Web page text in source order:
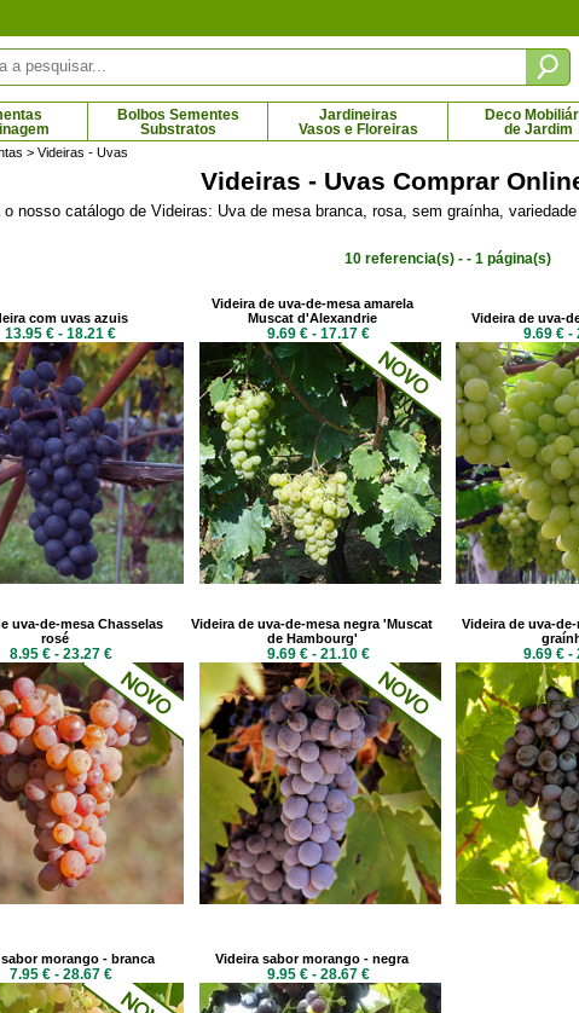
Bolbos Sementes
Substratos
Jardineiras
Vasos e Floreiras
Deco
de Jardim
Relva-de-
> Videiras - Uvas
Videiras - Uvas Comprar
o nosso catálogo de Videiras: Uva de mesa branca, rosa, sem graínha,
10 referencia(s) - - 1 página(s)
com uvas azuis
13.95 € - 18.21 €
Videira de uva-de-mesa amarela
Muscat d'Alexandrie
9.69 € - 17.17 €
Videira de uva-
9.69 € -
uva-de-mesa Chasselas
rosé
8.95 € - 23.27 €
Videira de uva-de-mesa negra 'Muscat
de Hambourg'
9.69 € - 21.10 €
Videira de uva-
9.69 € -
morango - branca
7.95 € - 28.67 €
Videira sabor morango - negra
9.95 € - 28.67 €